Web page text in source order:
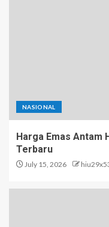
NASIONAL
Harga Emas Antam
Terbaru
July 15, 2026